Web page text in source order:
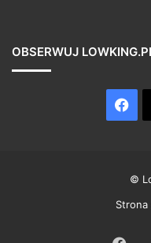
OBSERWUJ
©
Strona